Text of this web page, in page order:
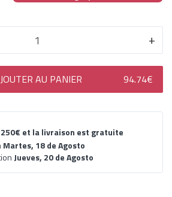
+
AU PANIER 94.74€
250€ et la livraison est gratuite
Martes, 18 de Agosto
Jueves, 20 de Agosto